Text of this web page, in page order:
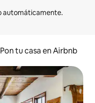
Pon tu casa en Airbnb